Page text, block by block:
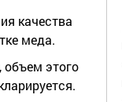
качества
меда.
этого